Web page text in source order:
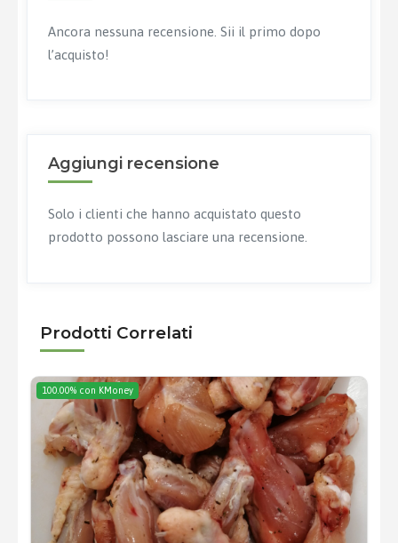
Ancora nessuna recensione. Sii il primo dopo
l’acquisto!
Aggiungi recensione
Solo i clienti che hanno acquistato questo
prodotto possono lasciare una recensione.
Prodotti Correlati
100.00% con KMoney